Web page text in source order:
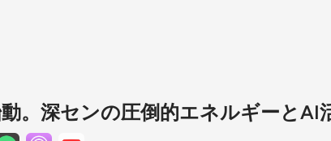
。深センの圧倒的エネルギーとAI